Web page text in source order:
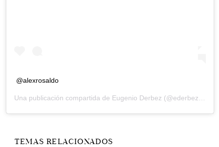
@alexrosaldo
Una publicación compartida de Eugenio Derbez (@ederbez) el
TEMAS RELACIONADOS